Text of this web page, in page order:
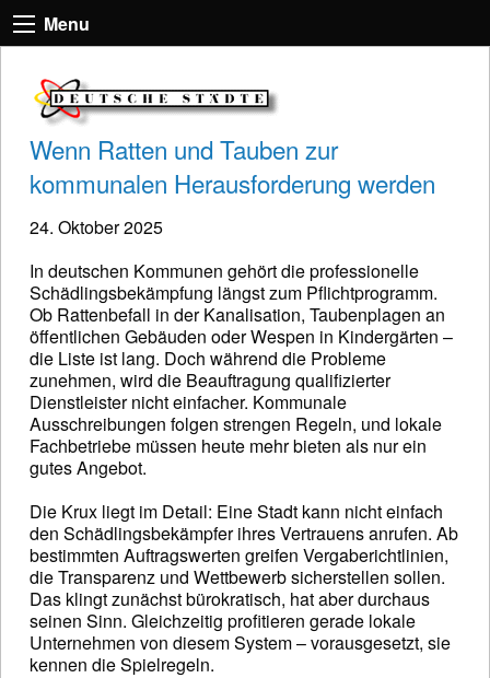
Menu
Wenn Ratten und Tauben zur
kommunalen Herausforderung werden
24. Oktober 2025
In deutschen Kommunen gehört die professionelle
Schädlingsbekämpfung längst zum Pflichtprogramm.
Ob Rattenbefall in der Kanalisation, Taubenplagen an
öffentlichen Gebäuden oder Wespen in Kindergärten –
die Liste ist lang. Doch während die Probleme
zunehmen, wird die Beauftragung qualifizierter
Dienstleister nicht einfacher. Kommunale
Ausschreibungen folgen strengen Regeln, und lokale
Fachbetriebe müssen heute mehr bieten als nur ein
gutes Angebot.
Die Krux liegt im Detail: Eine Stadt kann nicht einfach
den Schädlingsbekämpfer ihres Vertrauens anrufen. Ab
bestimmten Auftragswerten greifen Vergaberichtlinien,
die Transparenz und Wettbewerb sicherstellen sollen.
Das klingt zunächst bürokratisch, hat aber durchaus
seinen Sinn. Gleichzeitig profitieren gerade lokale
Unternehmen von diesem System – vorausgesetzt, sie
kennen die Spielregeln.